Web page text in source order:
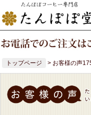
トップページ > お客様の声